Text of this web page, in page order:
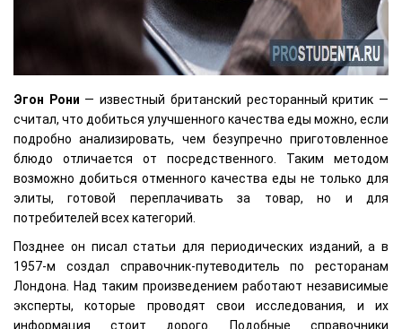
Эгон Рони — известный британский ресторанный критик —
считал, что добиться улучшенного качества еды можно, если
подробно анализировать, чем безупречно приготовленное
блюдо отличается от посредственного. Таким методом
возможно добиться отменного качества еды не только для
элиты, готовой переплачивать за товар, но и для
потребителей всех категорий.
Позднее он писал статьи для периодических изданий, а в
1957-м создал справочник-путеводитель по ресторанам
Лондона. Над таким произведением работают независимые
эксперты, которые проводят свои исследования, и их
информация стоит дорого. Подобные справочники